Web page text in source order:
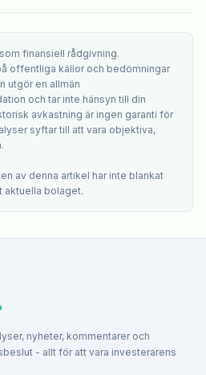
finansiell rådgivning.
offentliga källor och bedömningar
utgör en allmän
och tar inte hänsyn till din
avkastning är ingen garanti för
syftar till att vara objektiva,
av denna artikel har inte blankat
aktuella bolaget.
nyheter, kommentarer och
- allt för att vara investerarens